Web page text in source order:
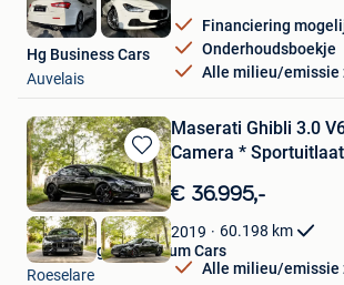
Financiering
Onderhoudsboekje
Alle milieu/emissie
Hg Business Cars
Auvelais
Bewaren
in
Mijn
Favorieten
Maserati Ghibli 3.0
Camera *
€ 36.995,-
2019 60.198 km
Alle milieu/emissie
Vanlerberghe Premium Cars
Roeselare